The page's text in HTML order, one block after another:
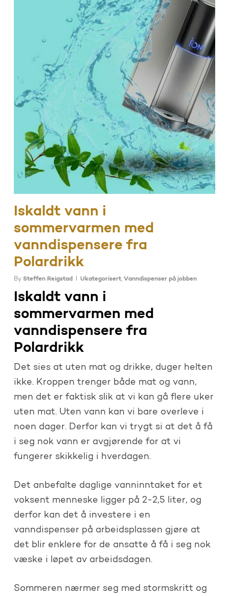
Iskaldt vann i
sommervarmen med
vanndispensere fra
Polardrikk
By Steffen Reigstad Ukategorisert, Vanndispenser på jobben
Iskaldt vann i
sommervarmen med
vanndispensere fra
Polardrikk
Det sies at uten mat og drikke, duger helten
ikke. Kroppen trenger både mat og vann,
men det er faktisk slik at vi kan gå flere uker
uten mat. Uten vann kan vi bare overleve i
noen dager. Derfor kan vi trygt si at det å få
i seg nok vann er avgjørende for at vi
fungerer skikkelig i hverdagen.
Det anbefalte daglige vanninntaket for et
voksent menneske ligger på 2-2,5 liter, og
derfor kan det å investere i en
vanndispenser på arbeidsplassen gjøre at
det blir enklere for de ansatte å få i seg nok
væske i løpet av arbeidsdagen.
Sommeren nærmer seg med stormskritt og